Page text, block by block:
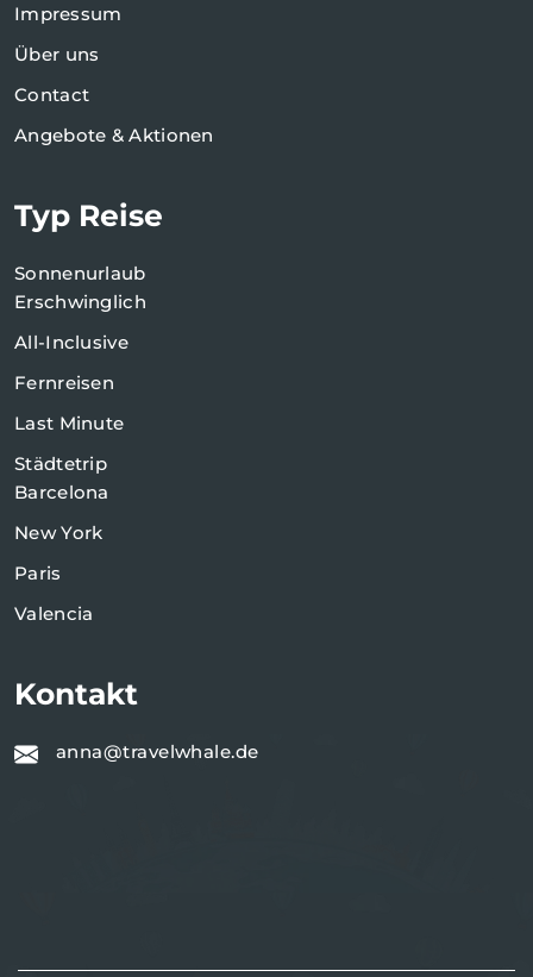
Impressum
Über uns
Contact
Angebote & Aktionen
Typ Reise
Sonnenurlaub
Erschwinglich
All-Inclusive
Fernreisen
Last Minute
Städtetrip
Barcelona
New York
Paris
Valencia
Kontakt
anna@travelwhale.de